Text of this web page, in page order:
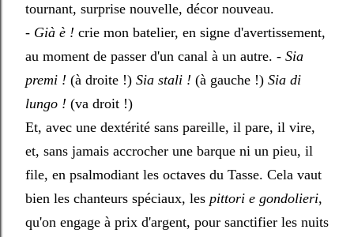
tournant, surprise nouvelle, décor nouveau.
- Già è ! crie mon batelier, en signe d'avertissement,
au moment de passer d'un canal à un autre. - Sia
premi ! (à droite !) Sia stali ! (à gauche !) Sia di
lungo ! (va droit !)
Et, avec une dextérité sans pareille, il pare, il vire,
et, sans jamais accrocher une barque ni un pieu, il
file, en psalmodiant les octaves du Tasse. Cela vaut
bien les chanteurs spéciaux, les pittori e gondolieri,
qu'on engage à prix d'argent, pour sanctifier les nuits